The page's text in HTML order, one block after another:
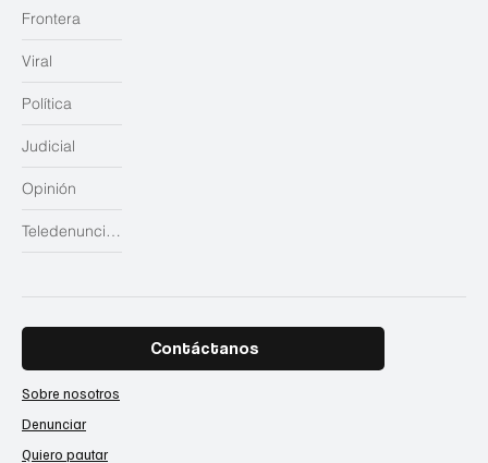
Judicial
Opinión
Teledenuncias
Frontera
Viral
Política
Contáctanos
Sobre nosotros
Denunciar
Quiero pautar